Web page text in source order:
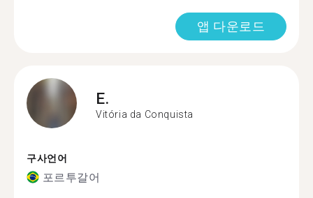
앱 다운로드
E.
Vitória da Conquista
구사언어
포르투갈어